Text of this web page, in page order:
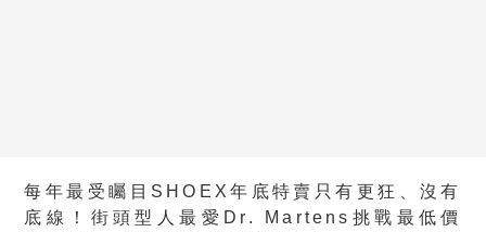
每年最受矚目SHOEX年底特賣只有更狂、沒有
底線！街頭型人最愛Dr. Martens挑戰最低價